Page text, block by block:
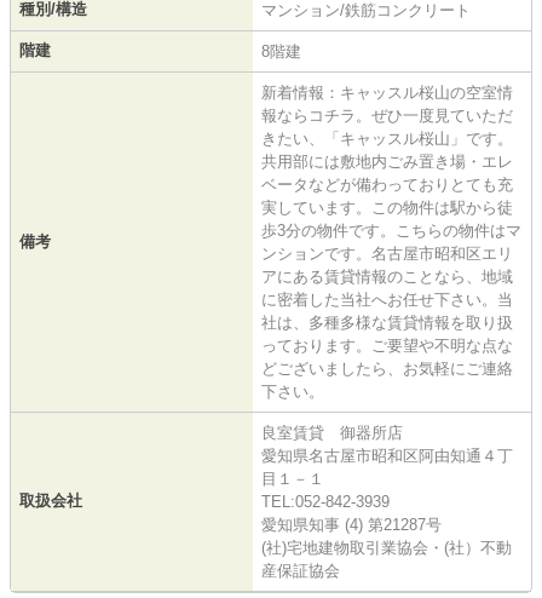
種別/構造 マンション/鉄筋コンクリート
階建 8階建
備考
新着情報：キャッスル桜山の空室情
報ならコチラ。ぜひ一度見ていただ
きたい、「キャッスル桜山」です。
共用部には敷地内ごみ置き場・エレ
ベータなどが備わっておりとても充
実しています。この物件は駅から徒
歩3分の物件です。こちらの物件はマ
ンションです。名古屋市昭和区エリ
アにある賃貸情報のことなら、地域
に密着した当社へお任せ下さい。当
社は、多種多様な賃貸情報を取り扱
っております。ご要望や不明な点な
どございましたら、お気軽にご連絡
下さい。
取扱会社
良室賃貸 御器所店
愛知県名古屋市昭和区阿由知通４丁
目１－１
TEL:052-842-3939
愛知県知事 (4) 第21287号
(社)宅地建物取引業協会・(社）不動
産保証協会